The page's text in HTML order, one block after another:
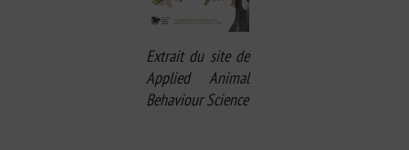
Extrait du site de
Applied Animal
Behaviour Science